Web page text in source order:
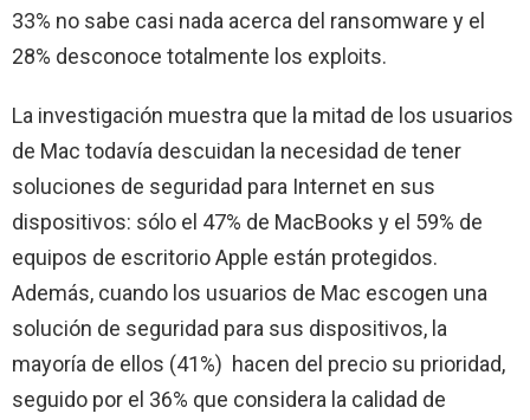
33% no sabe casi nada acerca del ransomware y el
28% desconoce totalmente los exploits.
La investigación muestra que la mitad de los usuarios
de Mac todavía descuidan la necesidad de tener
soluciones de seguridad para Internet en sus
dispositivos: sólo el 47% de MacBooks y el 59% de
equipos de escritorio Apple están protegidos.
Además, cuando los usuarios de Mac escogen una
solución de seguridad para sus dispositivos, la
mayoría de ellos (41%) hacen del precio su prioridad,
seguido por el 36% que considera la calidad de